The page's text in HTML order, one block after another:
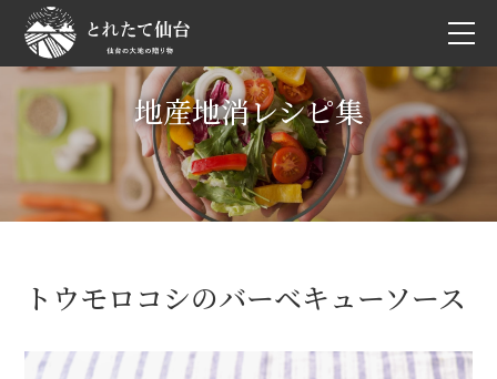
地産地消レシピ集
トウモロコシのバーベキューソース